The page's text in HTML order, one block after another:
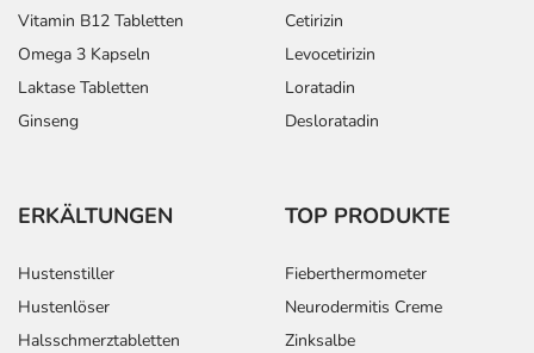
Vitamin B12 Tabletten
Omega 3 Kapseln
Laktase Tabletten
Ginseng
Cetirizin
Levocetirizin
Loratadin
Desloratadin
ERKÄLTUNGEN
Hustenstiller
Hustenlöser
Halsschmerztabletten
TOP PRODUKTE
Fieberthermometer
Neurodermitis Creme
Zinksalbe